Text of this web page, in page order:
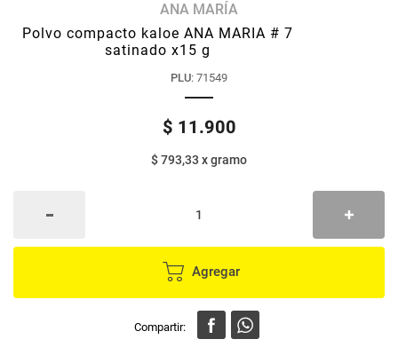
ANA MARÍA
Polvo compacto kaloe ANA MARIA # 7
satinado x15 g
PLU: 71549
$ 11.900
$ 793,33 xgramo
Agregar